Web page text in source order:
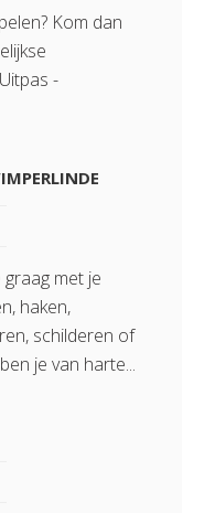
Kom dan
-
met je
haken,
schilderen of
je van harte...